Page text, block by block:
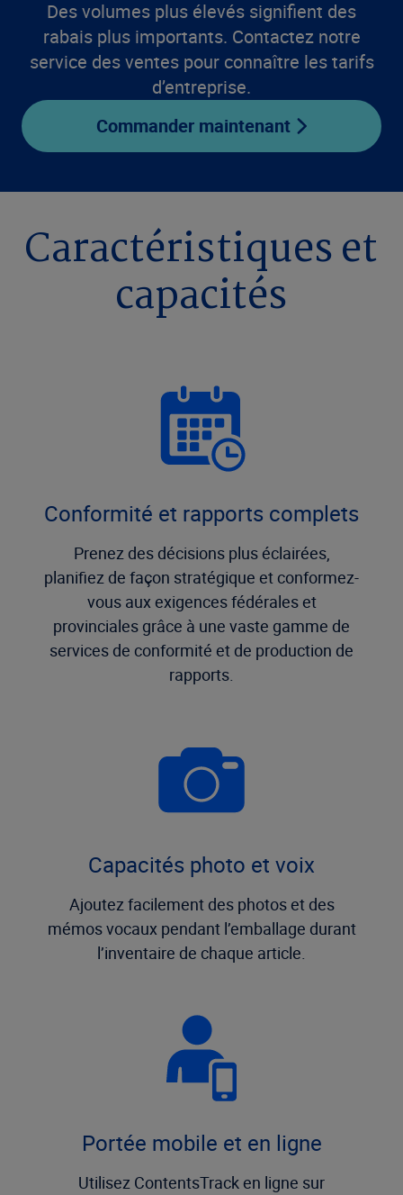
Des volumes plus élevés signifient des
rabais plus importants. Contactez notre
service des ventes pour connaître les tarifs
d’entreprise.
Commander maintenant
Caractéristiques et
capacités
Conformité et rapports complets
Prenez des décisions plus éclairées,
planifiez de façon stratégique et conformez-
vous aux exigences fédérales et
provinciales grâce à une vaste gamme de
services de conformité et de production de
rapports.
Capacités photo et voix
Ajoutez facilement des photos et des
mémos vocaux pendant l’emballage durant
l’inventaire de chaque article.
Portée mobile et en ligne
Utilisez ContentsTrack en ligne sur